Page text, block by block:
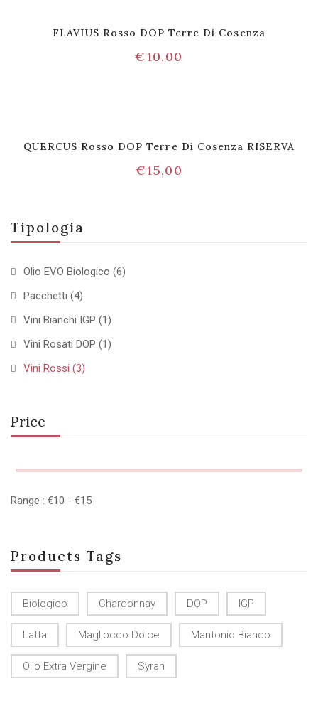
Tipologia
Olio EVO Biologico (6)
Pacchetti (4)
Vini Bianchi IGP (1)
Vini Rosati DOP (1)
Vini Rossi (3)
Price
Range : €10 - €15
Products Tags
Biologico Chardonnay DOP IGP
Latta Magliocco Dolce Mantonio Bianco
Olio Extra Vergine Syrah
FLAVIUS Rosso DOP Terre Di Cosenza
€10,00
QUERCUS Rosso DOP Terre Di Cosenza RISERVA
€15,00